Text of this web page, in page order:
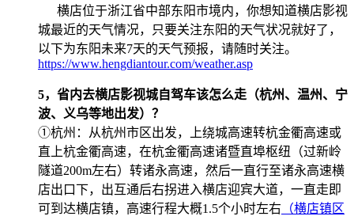
横店位于浙江省中部东阳市境内，你想知道横店影视
城最近的天气情况，只要关注东阳的天气状况就好了，
以下为东阳未来7天的天气预报，请随时关注。
https://www.hengdiantour.com/weather.asp
5，省内去横店影视城自驾车该怎么走（杭州、温州、宁
波、义乌等地出发）？
①杭州：从杭州市区出发，上绕城高速转杭金衢高速或
直上杭金衢高速，在杭金衢高速诸暨直埠枢纽（过新岭
隧道200m左右）转诸永高速，然后一直行至诸永高速横
店出口下，出互通后右拐进入横店迎宾大道，一直走即
可到达横店镇，高速行程大概1.5个小时左右 （横店镇区